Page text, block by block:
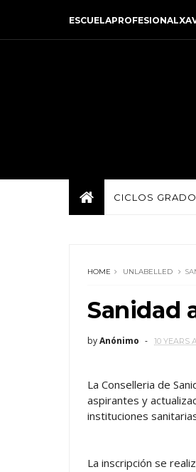
CICLOS
HOME UNLABELLED
Sanidad
byAnónimo 10 YEARS
La Conselleria de
aspirantes y
instituciones
La inscripción se